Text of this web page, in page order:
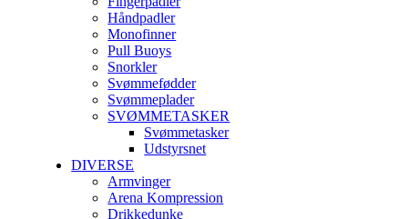
Håndpadler
Monofinner
Pull Buoys
Snorkler
Svømmefødder
Svømmeplader
SVØMMETASKER
Svømmetasker
Udstyrsnet
DIVERSE
Armvinger
Arena Kompression
Drikkedunke